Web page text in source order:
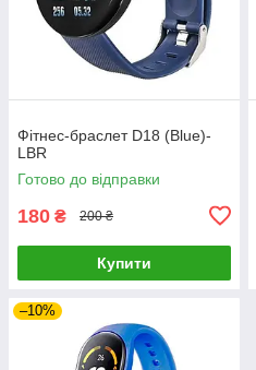
Фітнес-браслет D18 (Blue)-
LВR
Готово до відправки
180 ₴ 200 ₴
Купити
–10%